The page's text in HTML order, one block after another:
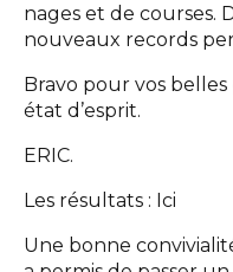
nages et de courses.
nouveaux records
Bravo pour vos
état d’esprit.
ERIC.
Les résultats : Ici
Une bonne